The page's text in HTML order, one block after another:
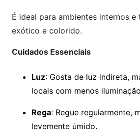
É ideal para ambientes internos
exótico e colorido.
Cuidados Essenciais
Luz: Gosta de luz indireta,
locais com menos
Rega: Regue regularmente,
levemente úmido.